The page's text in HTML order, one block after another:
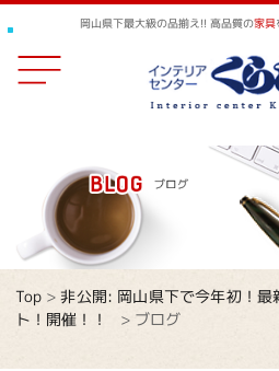
岡山県下最大級の品揃え!! 高品質の家具
Top >非公開: 岡山県下で今年初！
ト！開催！！
> ブログ